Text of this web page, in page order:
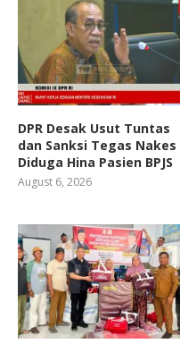
DPR Desak Usut Tuntas
dan Sanksi Tegas Nakes
Diduga Hina Pasien BPJS
August 6, 2026